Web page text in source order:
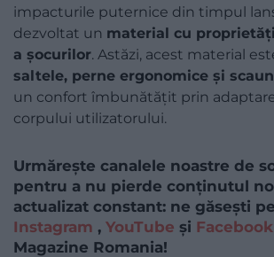
impacturile puternice din timpul
dezvoltat un material cu
a șocurilor. Astăzi, acest material
saltele, perne ergonomice și
un confort îmbunătățit prin
corpului utilizatorului.
Urmărește canalele noastre de
pentru a nu pierde conținutul
actualizat constant: ne găsești pe
Instagram , YouTube și Facebook
Magazine Romania!